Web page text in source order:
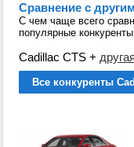
Сравнение с
С чем чаще всего
популярные
Cadillac CTS +
Все конкуренты